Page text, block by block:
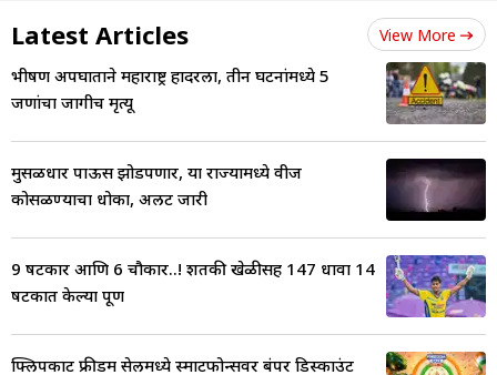
Latest Articles View More
भीषण अपघाताने महाराष्ट्र हादरला, तीन घटनांमध्ये 5
जणांचा जागीच मृत्यू
मुसळधार पाऊस झोडपणार, या राज्यामध्ये वीज
कोसळण्याचा धोका, अलर्ट जारी
9 षटकार आणि 6 चौकार..! शतकी खेळीसह 147 धावा 14
षटकात केल्या पूर्ण
फ्लिपकार्ट फ्रीडम सेलमध्ये स्मार्टफोन्सवर बंपर डिस्काउंट